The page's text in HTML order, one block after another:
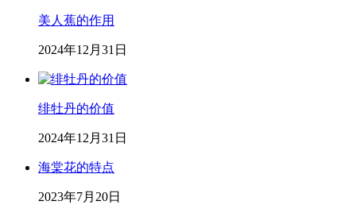
美人蕉的作用
2024年12月31日
绯牡丹的价值
2024年12月31日
海棠花的特点
2023年7月20日